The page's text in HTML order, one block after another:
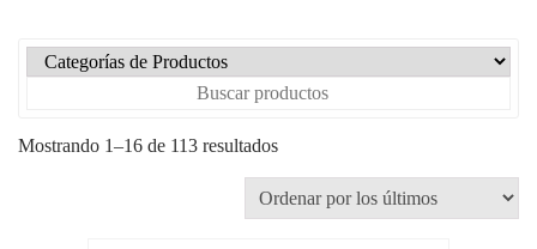
Mostrando 1–16 de 113 resultados